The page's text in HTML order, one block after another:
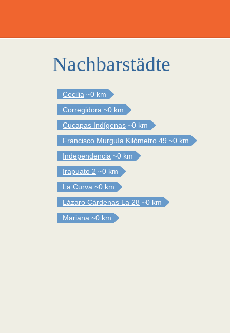
Nachbarstädte
Cecilia ~0 km
Corregidora ~0 km
Cucapas Indígenas ~0 km
Francisco Murguía Kilómetro 49 ~0 km
Independencia ~0 km
Irapuato 2 ~0 km
La Curva ~0 km
Lázaro Cárdenas La 28 ~0 km
Mariana ~0 km